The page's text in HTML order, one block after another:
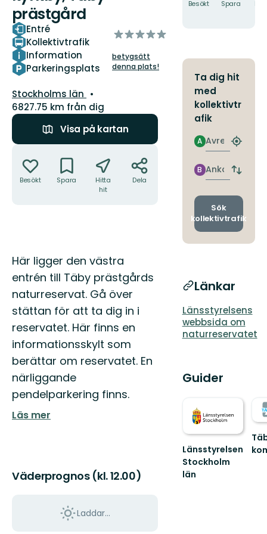
prästgård
Entré
Kollektivtrafik
Information
Parkeringsplats
av
stjärnor
betygsätt
denna plats!
Län:
Stockholms län
6827.75 km från dig
Visa på kartan
Besökt Spara
Hitta
hit
Dela
Beskrivning
Här ligger den västra
entrén till Täby prästgårds
naturreservat. Gå över
stättan för att ta dig in i
reservatet. Här finns en
informationsskylt som
berättar om reservatet. En
närliggande
pendelparkering finns.
Läs mer
Väderprognos (kl. 12.00)
Laddar...
Besökt Spara
Ta dig hit
med
kollektivtr
afik
Avresa
A
Hitta
Ankomst
B
Byt
och
Sök
kollektivtrafik
Länkar
Länsstyrelsens
webbsida om
naturreservatet
Guider
Länsstyrelsen
Stockholm
län